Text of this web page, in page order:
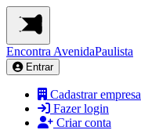
Encontra AvenidaPaulista
Entrar
Cadastrar empresa
Fazer login
Criar conta